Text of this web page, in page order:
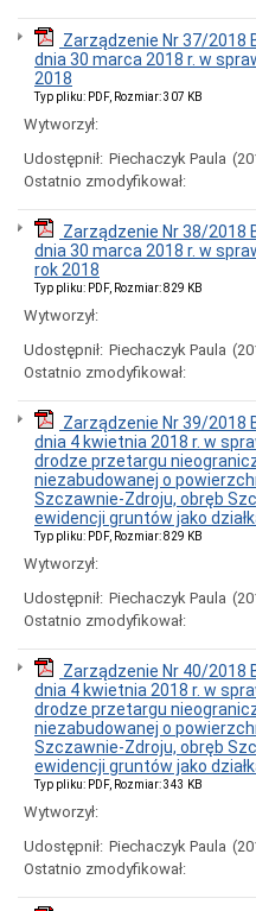
roku
Zarządzenia
2025
roku
2024
Zarządzenia
2023
roku
Zarządzenia
2022
roku
Zarządzenia
z
2021
roku
Zarządzenia
2020
roku
Zarządzenia
2019
roku
Zarządzenia
2018
roku
Zarządzenia
2017
2016
Zarządzenie Nr 37/
dnia 30 marca 2018 r. w
2018
Typ pliku: PDF, Rozmiar: 307 KB
Wytworzył:
Udostępnił: Piechaczyk Paula
Ostatnio zmodyfikował:
Zarządzenie Nr 38/
dnia 30 marca 2018 r. w
rok 2018
Typ pliku: PDF, Rozmiar: 829 KB
Wytworzył:
Udostępnił: Piechaczyk Paula
Ostatnio zmodyfikował:
Zarządzenie Nr 39/
dnia 4 kwietnia 2018 r. w
drodze przetargu
niezabudowanej o
Szczawnie-Zdroju, obręb
ewidencji gruntów jako
Typ pliku: PDF, Rozmiar: 829 KB
Wytworzył:
Udostępnił: Piechaczyk Paula
Ostatnio zmodyfikował:
Zarządzenie Nr 40/
dnia 4 kwietnia 2018 r. w
drodze przetargu
niezabudowanej o
Szczawnie-Zdroju, obręb
ewidencji gruntów jako
Typ pliku: PDF, Rozmiar: 343 KB
Wytworzył:
Udostępnił: Piechaczyk Paula
Ostatnio zmodyfikował: